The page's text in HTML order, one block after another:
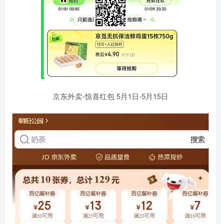
京东外卖-惊喜红包 5月1日-5月15日